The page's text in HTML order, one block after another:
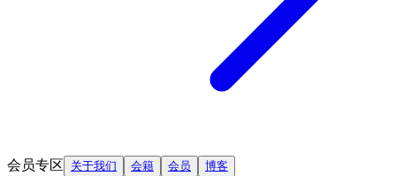
会员专区 关于我们 会籍 会员 博客